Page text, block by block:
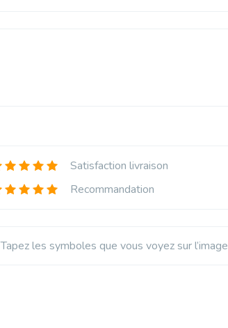
Satisfaction livraison
Recommandation
Tapez les symboles que vous voyez sur l’image